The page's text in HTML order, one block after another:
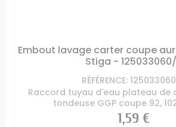
Embout lavage carter coupe
Stiga -
RÉFÉRENCE:
Raccord tuyau d'eau plateau de
tondeuse GGP coupe 92,
Prix
1,59 €